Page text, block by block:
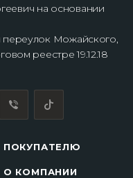
на основании
Можайского,
реестре 19.12.18
ПОКУПАТЕЛЮ
О КОМПАНИИ